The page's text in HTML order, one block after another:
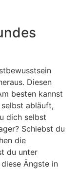
Diesen
besten kannst
abläuft,
dich selbst
Schiebst du
die
du unter
Ängste in